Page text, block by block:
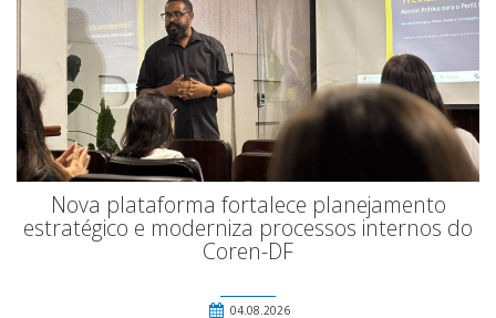
Nova plataforma fortalece planejamento
estratégico e moderniza processos internos do
Coren-DF
04.08.2026